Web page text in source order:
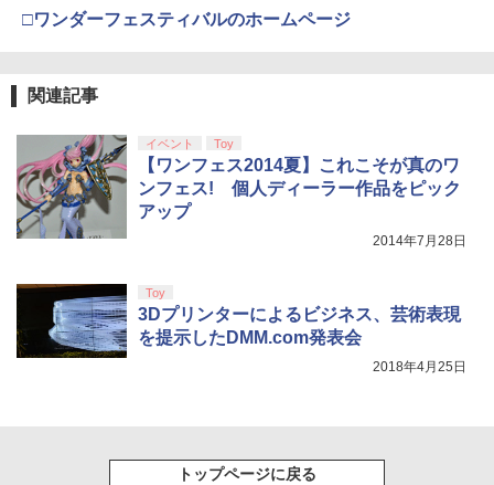
(オリジナル特典:オリジナル巾着＋メー
カー特典:【坤と離】二振りの剣、十翼よ
劇場版「鬼滅の刃」無限城編 第一章 猗
窩座再来 完全生産限定版 [Blu-ray]
【Amazon.co.jp限定】劇場版モノノ怪
第三章 蛇神 (オリジナル特典:オリジナル
￥8,800
□ワンダーフェスティバルのホームページ
関連記事
イベント Toy
【ワンフェス2014夏】これこそが真のワ
ンフェス! 個人ディーラー作品をピック
アップ
2014年7月28日
Toy
3Dプリンターによるビジネス、芸術表現
を提示したDMM.com発表会
2018年4月25日
トップページに戻る